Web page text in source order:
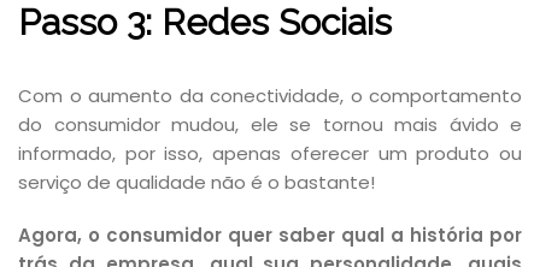
Passo 3: Redes Sociais
Com o aumento da conectividade, o comportamento
do consumidor mudou, ele se tornou mais ávido e
informado, por isso, apenas oferecer um produto ou
serviço de qualidade não é o bastante!
Agora, o consumidor quer saber qual a história por